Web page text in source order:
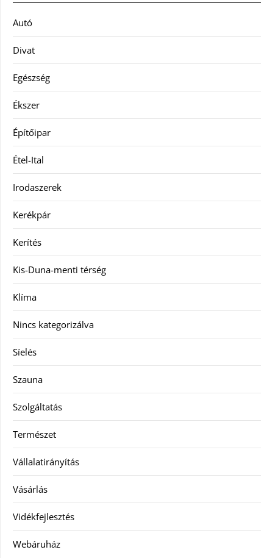
Autó
Divat
Egészség
Ékszer
Építőipar
Étel-Ital
Irodaszerek
Kerékpár
Kerítés
Kis-Duna-menti térség
Klíma
Nincs kategorizálva
Síelés
Szauna
Szolgáltatás
Természet
Vállalatirányítás
Vásárlás
Vidékfejlesztés
Webáruház